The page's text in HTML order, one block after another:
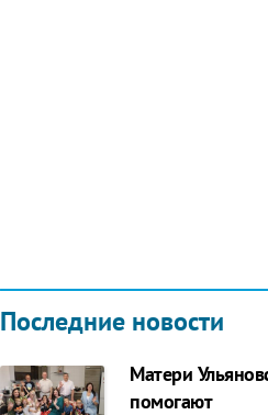
Последние новости
Матери
помогают